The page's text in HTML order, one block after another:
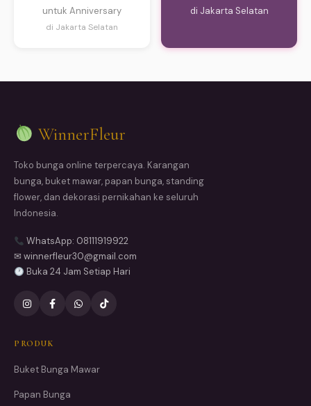
untuk Anniversary
di Jakarta Selatan
di Jakarta Selatan
WinnerFleur
Toko bunga online terpercaya. Karangan
bunga, buket mawar, papan bunga, standing
flower, dan dekorasi pernikahan ke seluruh
Indonesia.
WhatsApp: 08111919922
✉ winnerfleur30@gmail.com
Buka 24 Jam Setiap Hari
PRODUK
Buket Bunga Mawar
Papan Bunga